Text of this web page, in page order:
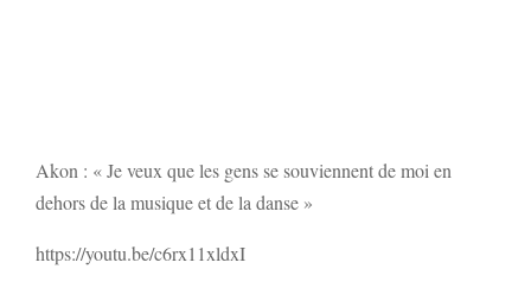
Akon : « Je veux que les gens se souviennent de moi en
dehors de la musique et de la danse »
https://youtu.be/c6rx11xldxI